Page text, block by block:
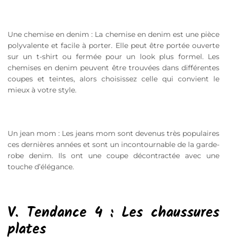
Une chemise en denim : La chemise en denim est une pièce
polyvalente et facile à porter. Elle peut être portée ouverte
sur un t-shirt ou fermée pour un look plus formel. Les
chemises en denim peuvent être trouvées dans différentes
coupes et teintes, alors choisissez celle qui convient le
mieux à votre style.
Un jean mom : Les jeans mom sont devenus très populaires
ces dernières années et sont un incontournable de la garde-
robe denim. Ils ont une coupe décontractée avec une
touche d’élégance.
V. Tendance 4 : Les chaussures
plates